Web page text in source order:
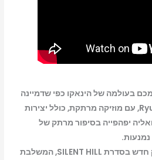
בעולמה של הינאקו כפי שדמיינה
הסופרת הנודעת Ryukishi07, עם מוזיקה מרתקת, כולל יצירות
יפהפייה בסיפור מרתק של
אימה פסיכולוגית: גלו פרק חדש בסדרת SILENT HILL, המשלבת